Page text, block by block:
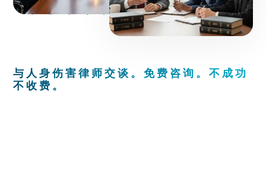
与人身伤害律师交谈。免费咨询。不成功
不收费。